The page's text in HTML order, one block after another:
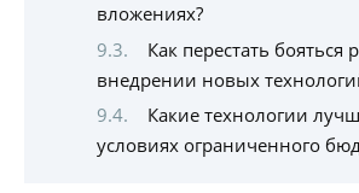
вложениях?
Как перестать бояться
внедрении новых
Какие технологии
условиях ограниченного